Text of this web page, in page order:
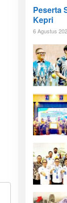
Peserta
Kepri
6 Agustus